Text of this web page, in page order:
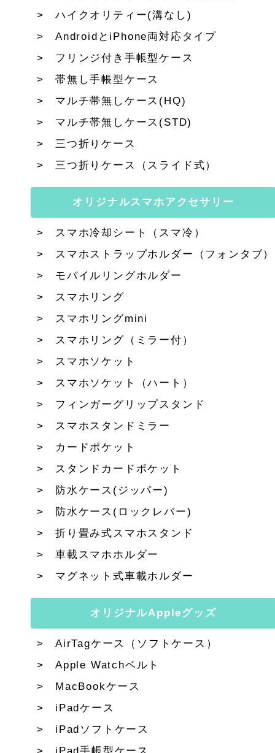
ハイクオリティー(溝なし)
AndroidとiPhone両対応タイプ
フリンジ付き手帳型ケース
帯無し手帳型ケース
マルチ帯無しケース(HQ)
マルチ帯無しケース(STD)
三つ折りケース
三つ折りケース（スライド式）
オリジナルスマホアクセサリー
スマホ冷却シート（スマ冷）
スマホストラップホルダー（フォンタブ）
モバイルリングホルダー
スマホリング
スマホリングmini
スマホリング（ミラー付）
スマホソケット
スマホソケット（ハート）
フィンガーグリップスタンド
スマホスタンドミラー
カードポケット
スタンドカードポケット
防水ケース(ジッパー)
防水ケース(ロックレバー)
折り畳み式スマホスタンド
車載スマホホルダー
マグネット式車載ホルダー
オリジナルAppleグッズ
AirTagケース（ソフトケース）
Apple Watchベルト
MacBookケース
iPadケース
iPadソフトケース